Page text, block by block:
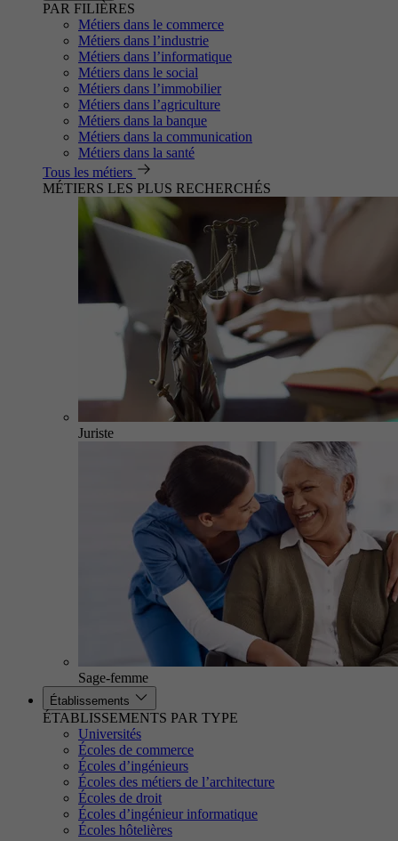
PAR FILIÈRES
Métiers dans le commerce
Métiers dans l’industrie
Métiers dans l’informatique
Métiers dans le social
Métiers dans l’immobilier
Métiers dans l’agriculture
Métiers dans la banque
Métiers dans la communication
Métiers dans la santé
Tous les métiers
MÉTIERS LES PLUS RECHERCHÉS
Juriste
Sage-femme
Établissements
ÉTABLISSEMENTS PAR TYPE
Universités
Écoles de commerce
Écoles d’ingénieurs
Écoles des métiers de l’architecture
Écoles de droit
Écoles d’ingénieur informatique
Écoles hôtelières